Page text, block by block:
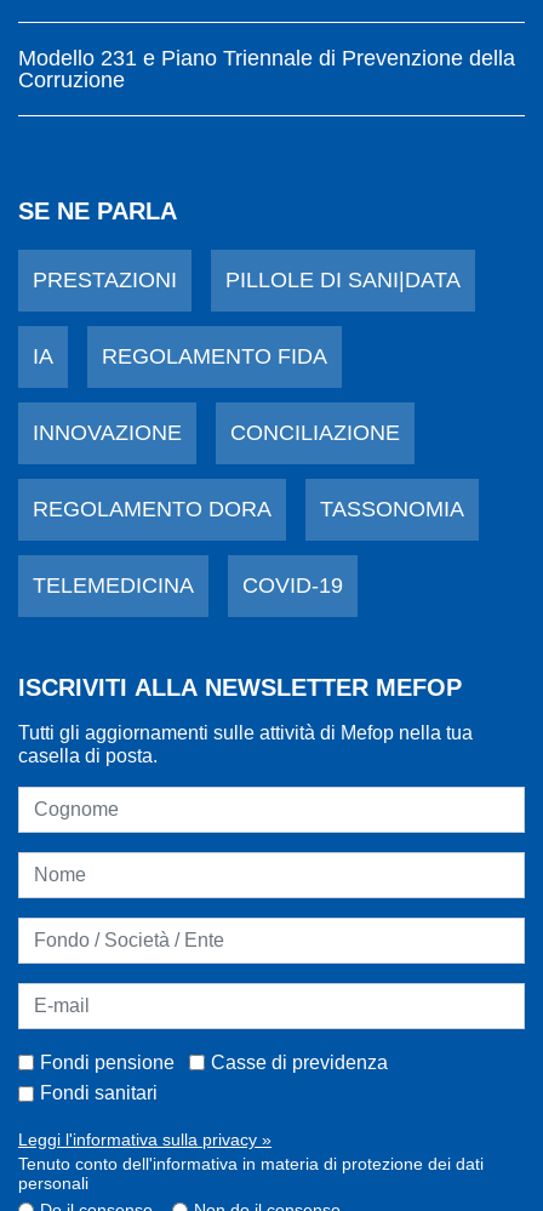
Modello 231 e Piano Triennale di Prevenzione della
Corruzione
SE NE PARLA
PRESTAZIONI PILLOLE DI SANI|DATA
IA REGOLAMENTO FIDA
INNOVAZIONE CONCILIAZIONE
REGOLAMENTO DORA TASSONOMIA
TELEMEDICINA COVID-19
ISCRIVITI ALLA NEWSLETTER MEFOP
Tutti gli aggiornamenti sulle attività di Mefop nella tua
casella di posta.
Fondi pensione
Casse di previdenza
Fondi sanitari
Leggi l'informativa sulla privacy »
Tenuto conto dell'informativa in materia di protezione dei dati
personali